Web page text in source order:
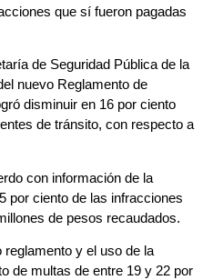
que sí fueron pagadas
de Seguridad Pública de la
nuevo Reglamento de
disminuir en 16 por ciento
de tránsito, con respecto a
con información de la
por ciento de las infracciones
de pesos recaudados.
reglamento y el uso de la
de multas de entre 19 y 22 por